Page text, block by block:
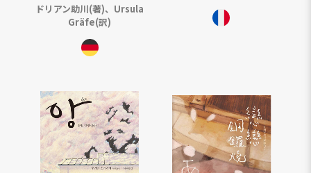
ドリアン助川(著)、Ursula
Gräfe(訳)